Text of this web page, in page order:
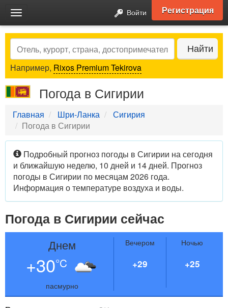
Toggle
navigation
Войти Регистрация
Search Найти
Например, Rixos Premium Tekirova
Погода в Сигирии
Главная Шри-Ланка
Сигирия
Погода в Сигирии
Подробный прогноз погоды в Сигирии на сегодня
и ближайшую неделю, 10 дней и 14 дней. Прогноз
погоды в Сигирии по месяцам 2026 года.
Информация о температуре воздуха и воды.
Погода в Сигирии сейчас
Днем
+30°C
пасмурно
Вечером
+29
Ночью
+25